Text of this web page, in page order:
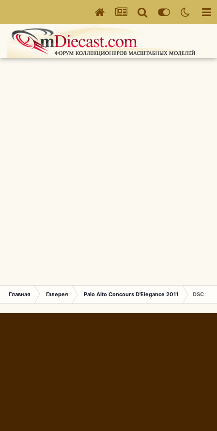
Главная Галерея Palo Alto Concours D'Elegance 2011 DSC